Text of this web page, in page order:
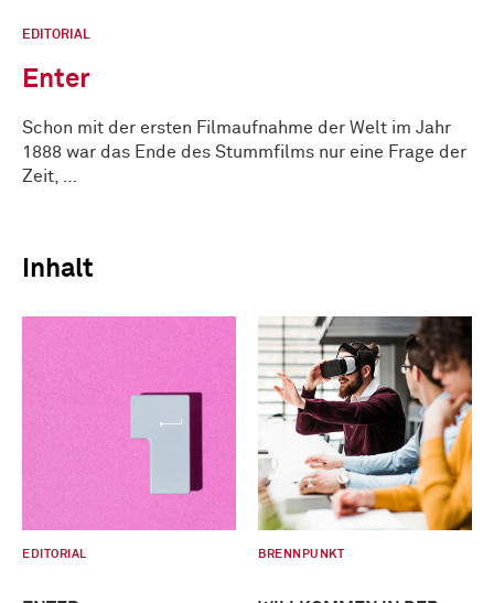
EDITORIAL
Enter
Schon mit der ersten Filmaufnahme der Welt im Jahr
1888 war das Ende des Stummfilms nur eine Frage der
Zeit, …
Inhalt
EDITORIAL BRENNPUNKT